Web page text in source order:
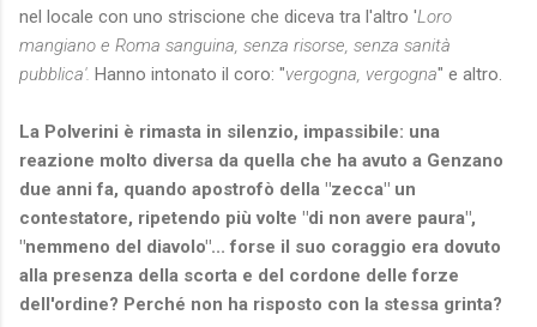
nel locale con uno striscione che diceva tra l'altro 'Loro
mangiano e Roma sanguina, senza risorse, senza sanità
pubblica'. Hanno intonato il coro: "vergogna, vergogna" e altro.
La Polverini è rimasta in silenzio, impassibile: una
reazione molto diversa da quella che ha avuto a Genzano
due anni fa, quando apostrofò della "zecca" un
contestatore, ripetendo più volte "di non avere paura",
"nemmeno del diavolo"... forse il suo coraggio era dovuto
alla presenza della scorta e del cordone delle forze
dell'ordine? Perché non ha risposto con la stessa grinta?